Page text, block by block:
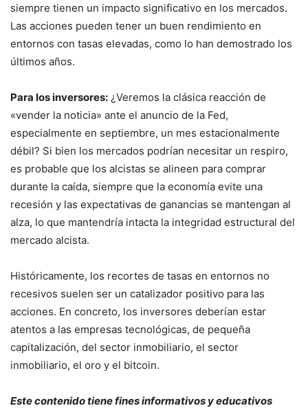
siempre tienen un impacto significativo en los mercados.
Las acciones pueden tener un buen rendimiento en
entornos con tasas elevadas, como lo han demostrado los
últimos años.
Para los inversores: ¿Veremos la clásica reacción de
«vender la noticia» ante el anuncio de la Fed,
especialmente en septiembre, un mes estacionalmente
débil? Si bien los mercados podrían necesitar un respiro,
es probable que los alcistas se alineen para comprar
durante la caída, siempre que la economía evite una
recesión y las expectativas de ganancias se mantengan al
alza, lo que mantendría intacta la integridad estructural del
mercado alcista.
Históricamente, los recortes de tasas en entornos no
recesivos suelen ser un catalizador positivo para las
acciones. En concreto, los inversores deberían estar
atentos a las empresas tecnológicas, de pequeña
capitalización, del sector inmobiliario, el sector
inmobiliario, el oro y el bitcoin.
Este contenido tiene fines informativos y educativos